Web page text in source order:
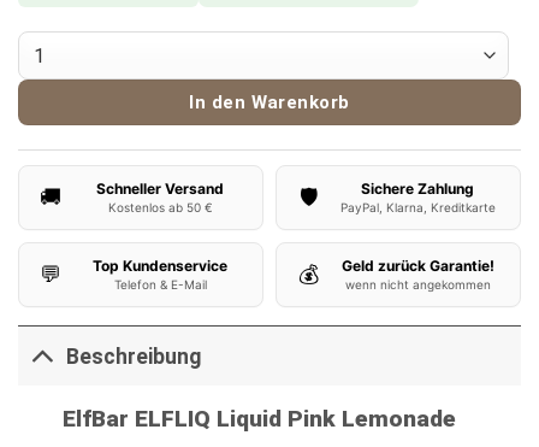
ElfBar ELFLIQ Nikotinsalz Liquid Pink Lemonade 10ml Menge
In den Warenkorb
🚚 Schneller Versand
Kostenlos ab 50 € 🛡️ Sichere Zahlung
PayPal, Klarna, Kreditkarte
💬 Top Kundenservice
Telefon & E-Mail 💰 Geld zurück Garantie!
wenn nicht angekommen
Beschreibung
ElfBar ELFLIQ Liquid Pink Lemonade